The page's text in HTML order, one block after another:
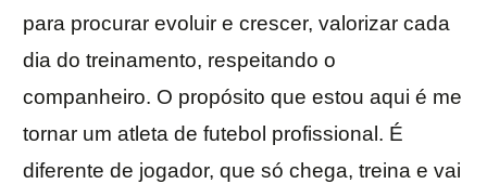
para procurar evoluir e crescer, valorizar cada
dia do treinamento, respeitando o
companheiro. O propósito que estou aqui é me
tornar um atleta de futebol profissional. É
diferente de jogador, que só chega, treina e vai